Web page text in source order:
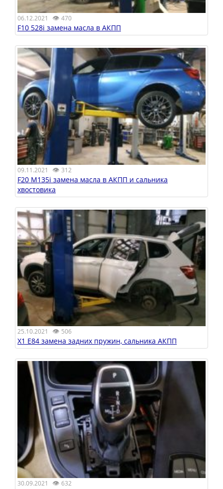
06.12.2021 👁 470
F10 528i замена масла в АКПП
09.11.2021 👁 312
F20 M135i замена масла в АКПП и сальника
хвостовика
25.10.2021 👁 506
X1 E84 замена задних пружин, сальника АКПП
30.09.2021 👁 632